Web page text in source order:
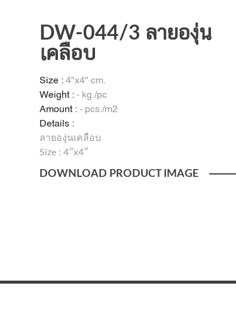
DW-044/3 ลายองุ่น
เคลือบ
Size :4"x4" cm.
Weight :- kg./pc
Amount :- pcs./m2
Details :
ลายองุ่นเคลือบ
Size : 4″x4″
DOWNLOAD PRODUCT IMAGE